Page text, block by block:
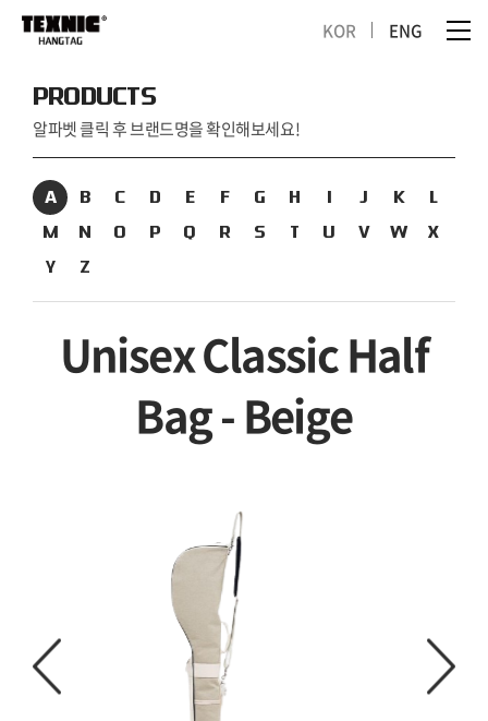
KOR ENG
PRODUCTS
알파벳 클릭 후 브랜드명을 확인해보세요!
A B C D E F G H I J K
L
M
N O P Q R S T U V W
X
Y
Z
Unisex Classic Half
Bag - Beige